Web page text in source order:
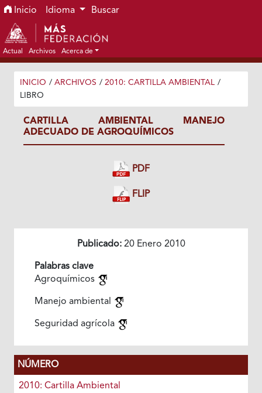
Ir al menú de navegación principal
Ir al contenido principal
Ir al pie de página del sitio
Inicio Idioma Buscar
Actual Archivos Acerca de
INICIO / ARCHIVOS / 2010: CARTILLA AMBIENTAL /
LIBRO
CARTILLA AMBIENTAL MANEJO
ADECUADO DE AGROQUÍMICOS
PDF
FLIP
Publicado:20 Enero 2010
Palabras clave
Agroquímicos
Manejo ambiental
Seguridad agrícola
NÚMERO
2010: Cartilla Ambiental